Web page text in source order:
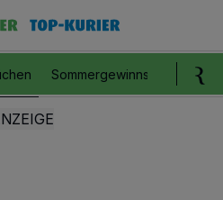
Sommergewinnspiel